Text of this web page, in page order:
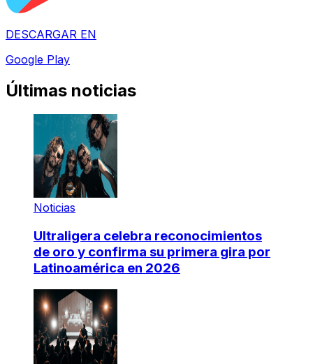
DESCARGAR EN
Google Play
Últimas noticias
Noticias
Ultraligera celebra reconocimientos
de oro y confirma su primera gira por
Latinoamérica en 2026